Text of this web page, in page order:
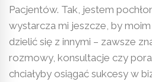
Pacjentów. Tak, jestem
wystarcza mi jeszcze, by
dzielić się z innymi – zawsze
rozmowy, konsultacje czy
chciałyby osiągać sukcesy w